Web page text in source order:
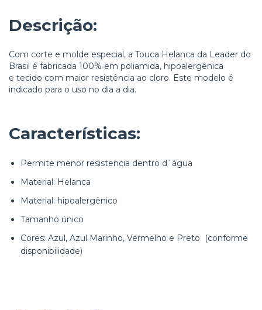
Descrição:
Com corte e molde especial, a Touca Helanca da Leader do
Brasil é fabricada 100% em poliamida, hipoalergênica
e tecido com maior resistência ao cloro. Este modelo é
indicado para o uso no dia a dia.
Características:
Permite menor resistencia dentro d`água
Material: Helanca
Material: hipoalergênico
Tamanho único
Cores: Azul, Azul Marinho, Vermelho e Preto (conforme
disponibilidade)